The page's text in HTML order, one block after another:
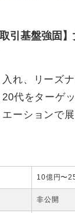
引基盤強固
入れ、リーズ
代をターゲ
ーションで
10億円〜
非公開